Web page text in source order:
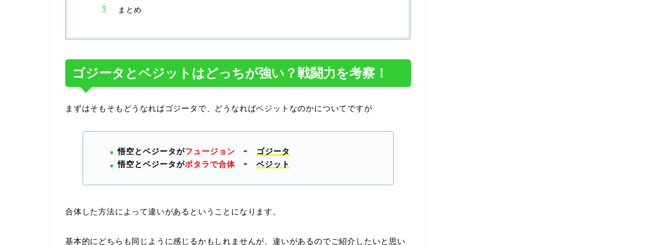
まとめ
ゴジータとベジットはどっちが強い？戦闘力を考察！
まずはそもそもどうなればゴジータで、どうなればベジットなのかについてですが
悟空とベジータがフュージョン ⇨
ゴジータ
悟空とベジータがポタラで合体⇨ ベジット
合体した方法によって違いがあるということになります。
基本的にどちらも同じように感じるかもしれませんが、違いがあるのでご紹介したいと思い